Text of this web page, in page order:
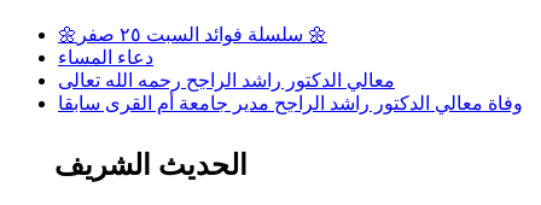
🌼سلسلة فوائد السبت ٢٥ صفر 🌼
دعاء المساء
معالي الدكتور راشد الراجح رحمه الله تعالى
وفاة معالي الدكتور راشد الراجح مدير جامعة أم القرى سابقا
الحديث الشريف